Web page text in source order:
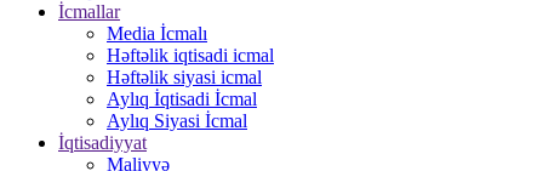
İcmallar
Media İcmalı
Həftəlik iqtisadi icmal
Həftəlik siyasi icmal
Aylıq İqtisadi İcmal
Aylıq Siyasi İcmal
İqtisadiyyat
Maliyyə